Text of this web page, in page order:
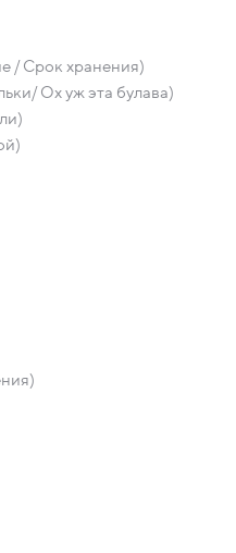
/ Срок хранения)
Ох уж эта булава)